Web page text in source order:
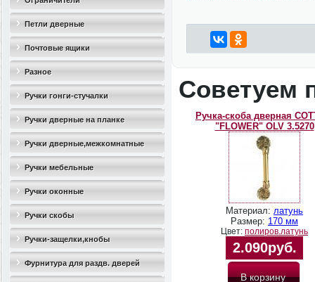
дверные(стопоры)
Петли дверные
Почтовые ящики
Разное
Ручки гонги-стучалки
Ручки дверные на планке
Ручки дверные,межкомнатные
Ручки мебельные
Ручки оконные
Ручки скобы
Ручки-защелки,кнобы
Фурнитура для раздв. дверей
Советуем
Ручка-скоба дверная
"FLOWER" OLV 3.5270
Материал: латунь
Размер: 170 мм
Цвет: полиров.латунь
2.090руб.